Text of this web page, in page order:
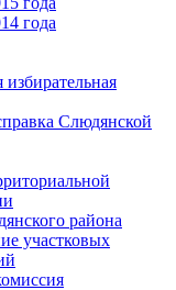
года
Слюдянской
района
участковых